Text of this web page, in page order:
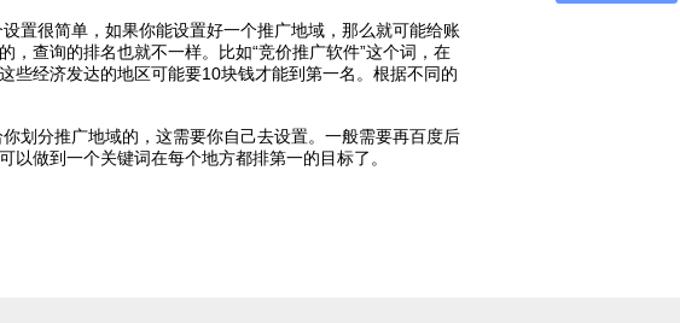
很简单，如果你能设置好一个推广地域，那么就可能给账
，查询的排名也就不一样。比如“竞价推广软件”这个词，在
些经济发达的地区可能要10块钱才能到第一名。根据不同的
分推广地域的，这需要你自己去设置。一般需要再百度后
做到一个关键词在每个地方都排第一的目标了。